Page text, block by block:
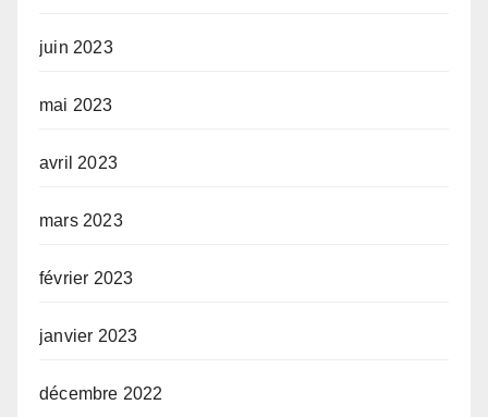
juin 2023
mai 2023
avril 2023
mars 2023
février 2023
janvier 2023
décembre 2022